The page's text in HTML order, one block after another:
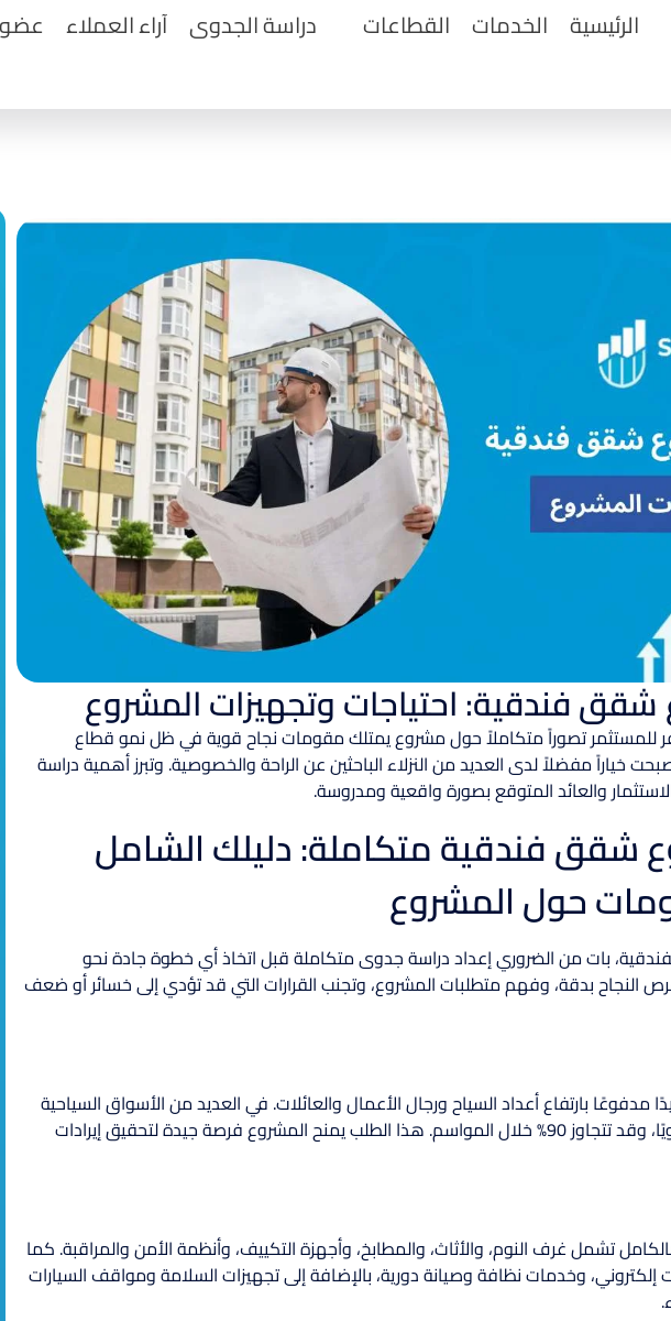
الرئيسية الخدمات القطاعات دراسة الجدوى آراء العملاء
فندقية: احتياجات وتجهيزات المشروع
تصوراً متكاملاً حول مشروع يمتلك مقومات نجاح قوية في ظل نمو قطاع
خياراً مفضلاً لدى العديد من النزلاء الباحثين عن الراحة والخصوصية. وتبرز أهمية دراسة
والعائد المتوقع بصورة واقعية ومدروسة.
شقق فندقية متكاملة: دليلك الشامل
حول المشروع
بات من الضروري إعداد دراسة جدوى متكاملة قبل اتخاذ أي خطوة جادة نحو
النجاح بدقة، وفهم متطلبات المشروع، وتجنب القرارات التي قد تؤدي إلى خسائر أو ضعف
بارتفاع أعداد السياح ورجال الأعمال والعائلات. في العديد من الأسواق السياحية
تتراوح نسب الإشغال بين 65% و85% سنويًا، وقد تتجاوز 90% خلال المواسم. هذا الطلب يمنح المشروع فرصة جيدة لتحقيق إيرادات
تشمل غرف النوم، والأثاث، والمطابخ، وأجهزة التكييف، وأنظمة الأمن والمراقبة. كما
وخدمات نظافة وصيانة دورية، بالإضافة إلى تجهيزات السلامة ومواقف السيارات